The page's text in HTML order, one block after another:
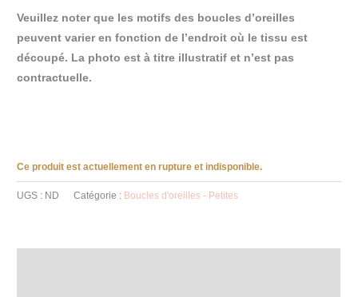
Veuillez noter que les motifs des boucles d’oreilles
peuvent varier en fonction de l’endroit où le tissu est
découpé. La photo est à titre illustratif et n’est pas
contractuelle.
Ce produit est actuellement en rupture et indisponible.
UGS : ND Catégorie : Boucles d'oreilles - Petites